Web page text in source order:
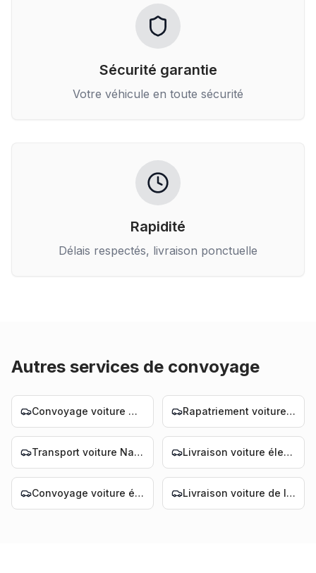
Sécurité garantie
Votre véhicule en toute sécurité
Rapidité
Délais respectés, livraison ponctuelle
Autres services de convoyage
Convoyage voiture Nantes Rapatriement voiture Nantes
Transport voiture Nantes Livraison voiture électrique Nantes
Convoyage voiture électrique Nantes Livraison voiture de luxe Nantes